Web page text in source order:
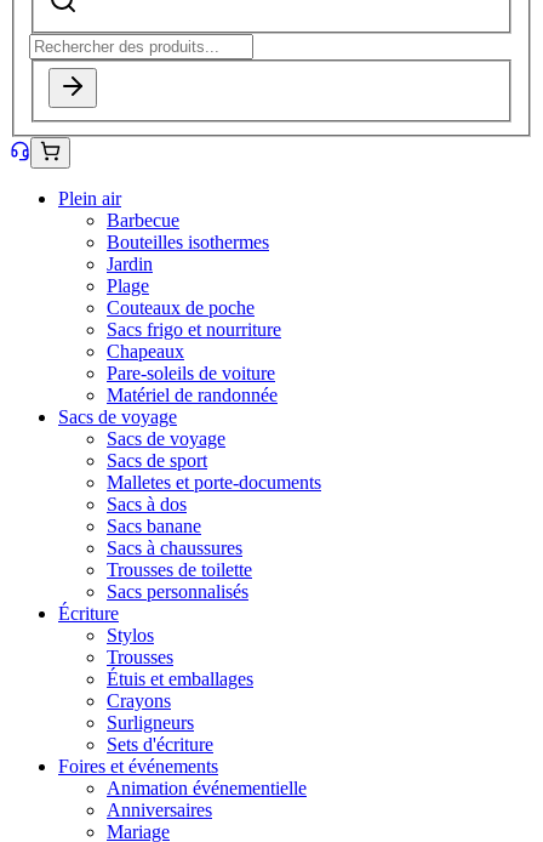
Plein air
Barbecue
Bouteilles isothermes
Jardin
Plage
Couteaux de poche
Sacs frigo et nourriture
Chapeaux
Pare-soleils de voiture
Matériel de randonnée
Sacs de voyage
Sacs de voyage
Sacs de sport
Malletes et porte-documents
Sacs à dos
Sacs banane
Sacs à chaussures
Trousses de toilette
Sacs personnalisés
Écriture
Stylos
Trousses
Étuis et emballages
Crayons
Surligneurs
Sets d'écriture
Foires et événements
Animation événementielle
Anniversaires
Mariage